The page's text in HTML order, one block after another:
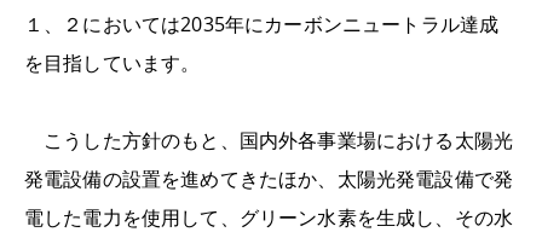
１、２においては2035年にカーボンニュートラル達成
を目指しています。
こうした方針のもと、国内外各事業場における太陽光
発電設備の設置を進めてきたほか、太陽光発電設備で発
電した電力を使用して、グリーン水素を生成し、その水